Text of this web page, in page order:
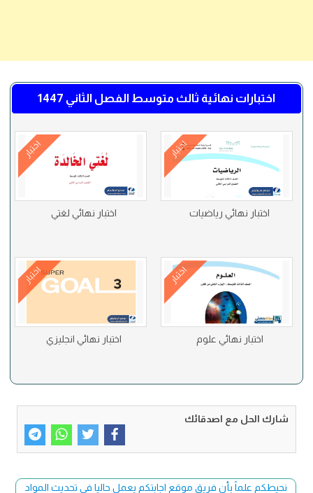
اختبارات نهائية ثالث متوسط الفصل الثاني 1447
اختبار
اختبار نهائي رياضيات
اختبار
اختبار نهائي لغتي
اختبار
اختبار نهائي علوم
اختبار
اختبار نهائي انجليزي
شارك الحل مع اصدقائك
نحيطكم علماً بأن فريق موقع اجابتكم يعمل حاليا في تحديث المواد